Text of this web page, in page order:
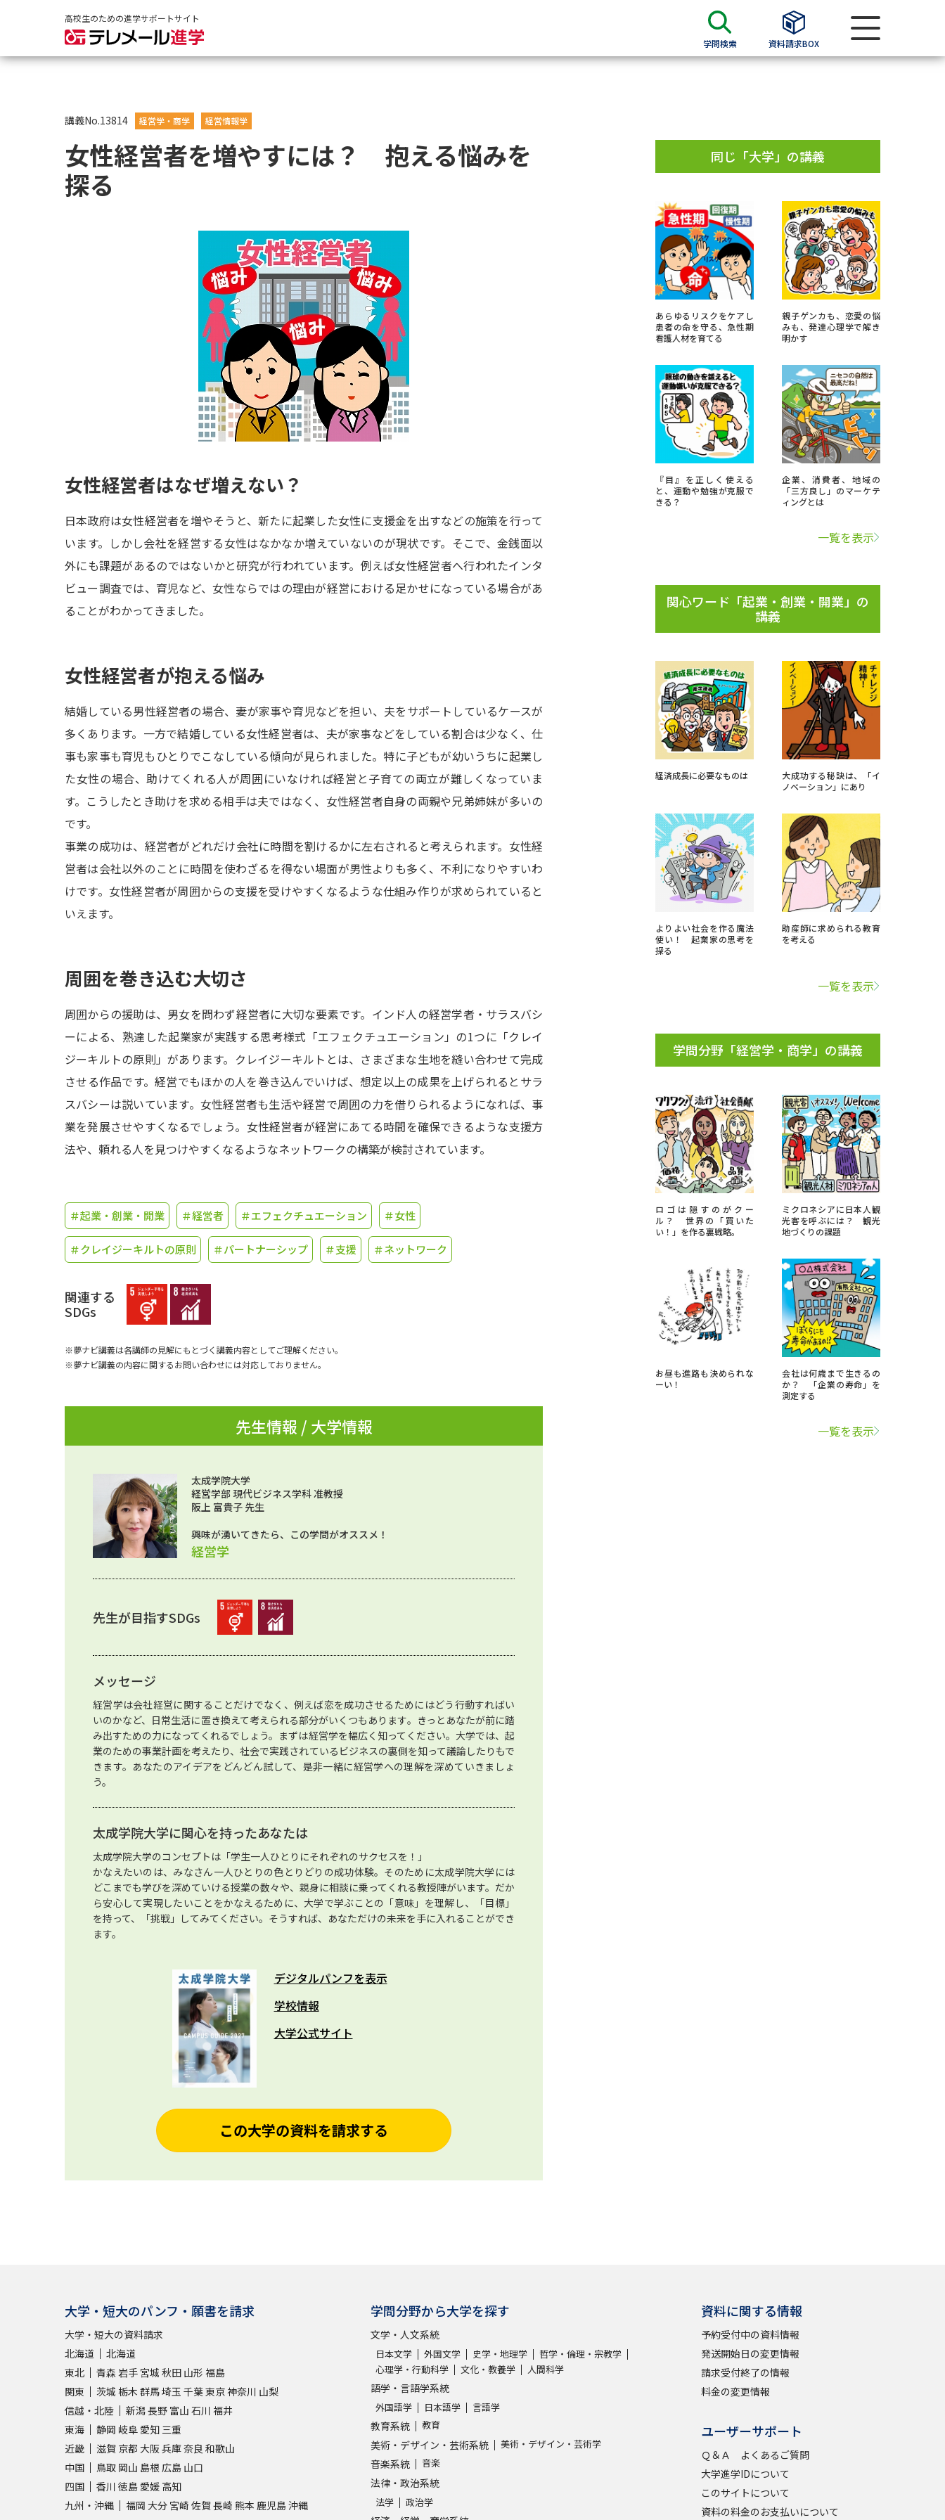
高校生のための進学サポートサイト
学問検索 資料請求BOX
大学・短大の資料種類から請求
大学パンフ
大学入学共通テスト利用選抜の募集要項＆願書
過去問題集
留学・進学関連、塾・予備校
大学入学共通テスト「受験上の配慮案内」の請求
高等学校卒業程度認定試験
小学校教員資格認定試験
大学検索
大学で学べる内容や特徴を調べる
新増設大学・学部・学科特集
データサイエンス特集
進路の３択
新学年スタート号特集ページ（高3生用）
オープンキャンパス検索
実施プログラムから探す
来場型・Web型イベント特集
受験準備 資料検索
志望校・出願校を調べる
併願校選び 受験スケジュールを立てよう
先輩が入学を決めた理由
大学で学びたい学問発見
学問のミニ講義「夢ナビ講義」 学問分野解説 学問の教科書 夢ナビライブ
ユーザーサポート
このサイトについて
お問合せ先 テレメール進学カタログ訂正のご案内
受験情報リンク
講義No.13814 経営学・商学 経営情報学
女性経営者を増やすには？ 抱える悩みを
探る
女性経営者はなぜ増えない？
日本政府は女性経営者を増やそうと、新たに起業した女性に支援金を出すなどの施策を行って
います。しかし会社を経営する女性はなかなか増えていないのが現状です。そこで、金銭面以
外にも課題があるのではないかと研究が行われています。例えば女性経営者へ行われたインタ
ビュー調査では、育児など、女性ならではの理由が経営における足かせになっている場合があ
ることがわかってきました。
女性経営者が抱える悩み
結婚している男性経営者の場合、妻が家事や育児などを担い、夫をサポートしているケースが
多くあります。一方で結婚している女性経営者は、夫が家事などをしている割合は少なく、仕
事も家事も育児もひとりでこなしている傾向が見られました。特に子どもが幼いうちに起業し
た女性の場合、助けてくれる人が周囲にいなければ経営と子育ての両立が難しくなっていま
す。こうしたとき助けを求める相手は夫ではなく、女性経営者自身の両親や兄弟姉妹が多いの
です。
事業の成功は、経営者がどれだけ会社に時間を割けるかに左右されると考えられます。女性経
営者は会社以外のことに時間を使わざるを得ない場面が男性よりも多く、不利になりやすいわ
けです。女性経営者が周囲からの支援を受けやすくなるような仕組み作りが求められていると
いえます。
周囲を巻き込む大切さ
周囲からの援助は、男女を問わず経営者に大切な要素です。インド人の経営学者・サラスバシ
ーによる、熟達した起業家が実践する思考様式「エフェクチュエーション」の1つに「クレイ
ジーキルトの原則」があります。クレイジーキルトとは、さまざまな生地を縫い合わせて完成
させる作品です。経営でもほかの人を巻き込んでいけば、想定以上の成果を上げられるとサラ
スバシーは説いています。女性経営者も生活や経営で周囲の力を借りられるようになれば、事
業を発展させやすくなるでしょう。女性経営者が経営にあてる時間を確保できるような支援方
法や、頼れる人を見つけやすくなるようなネットワークの構築が検討されています。
＃起業・創業・開業 ＃経営者 ＃エフェクチュエーション ＃女性
＃クレイジーキルトの原則 ＃パートナーシップ ＃支援 ＃ネットワーク
関連する
SDGs
※夢ナビ講義は各講師の見解にもとづく講義内容としてご理解ください。
※夢ナビ講義の内容に関するお問い合わせには対応しておりません。
先生情報 / 大学情報
太成学院大学
経営学部 現代ビジネス学科 准教授
阪上 富貴子 先生
興味が湧いてきたら、この学問がオススメ！
経営学
先生が目指すSDGs
メッセージ
経営学は会社経営に関することだけでなく、例えば恋を成功させるためにはどう行動すればい
いのかなど、日常生活に置き換えて考えられる部分がいくつもあります。きっとあなたが前に踏
み出すための力になってくれるでしょう。まずは経営学を幅広く知ってください。大学では、起
業のための事業計画を考えたり、社会で実践されているビジネスの裏側を知って議論したりもで
きます。あなたのアイデアをどんどん試して、是非一緒に経営学への理解を深めていきましょ
う。
太成学院大学に関心を持ったあなたは
太成学院大学のコンセプトは「学生一人ひとりにそれぞれのサクセスを！」
かなえたいのは、みなさん一人ひとりの色とりどりの成功体験。そのために太成学院大学には
どこまでも学びを深めていける授業の数々や、親身に相談に乗ってくれる教授陣がいます。だか
ら安心して実現したいことをかなえるために、大学で学ぶことの「意味」を理解し、「目標」
を持って、「挑戦」してみてください。そうすれば、あなただけの未来を手に入れることができ
ます。
デジタルパンフを表示
学校情報
大学公式サイト
この大学の資料を請求する
同じ「大学」の講義
あらゆるリスクをケアし
患者の命を守る、急性期
看護人材を育てる
親子ゲンカも、恋愛の悩
みも、発達心理学で解き
明かす
『目』を正しく使える
と、運動や勉強が克服で
きる？
企業、消費者、地域の
「三方良し」のマーケテ
ィングとは
一覧を表示
関心ワード「起業・創業・開業」の
講義
経済成長に必要なものは
大成功する秘訣は、「イ
ノベーション」にあり
よりよい社会を作る魔法
使い！ 起業家の思考を
探る
助産師に求められる教育
を考える
一覧を表示
学問分野「経営学・商学」の講義
ロゴは隠すのがクー
ル？ 世界の「買いた
い！」を作る裏戦略。
ミクロネシアに日本人観
光客を呼ぶには？ 観光
地づくりの課題
お昼も進路も決められな
ーい！
会社は何歳まで生きるの
か？ 「企業の寿命」を
測定する
一覧を表示
大学・短大のパンフ・願書を請求
大学・短大の資料請求
北海道
北海道
東北
青森 岩手 宮城 秋田 山形 福島
関東
茨城 栃木 群馬埼玉 千葉東京神奈川 山梨
信越・北陸
新潟長野 富山 石川 福井
東海
静岡 岐阜 愛知 三重
近畿
滋賀 京都 大阪兵庫奈良 和歌山
中国
鳥取 岡山 島根 広島 山口
四国
香川 徳島 愛媛 高知
九州・沖縄
福岡 大分 宮崎 佐賀 長崎 熊本 鹿児島沖縄
学問分野から大学を探す
文学・人文系統
日本文学 外国文学 史学・地理学
哲学・倫理・宗教学
心理学・行動科学
文化・教養学 人間科学
語学・言語学系統
外国語学 日本語学 言語学
教育系統 教育
美術・デザイン・芸術系統 美術・デザイン・芸術学
音楽系統 音楽
法律・政治系統
法学 政治学
資料に関する情報
予約受付中の資料情報
発送開始日の変更情報
請求受付終了の情報
料金の変更情報
ユーザーサポート
Ｑ＆Ａ よくあるご質問
大学進学IDについて
このサイトについて
資料の料金のお支払いについて